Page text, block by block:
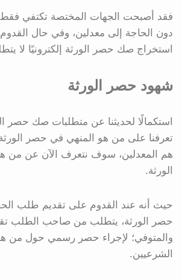
فقد أصبحت الجهات المختصة تكتفي
دون الحاجة إلى معدلين، وفي حال
استخراج صك حصر الورثة إلكترونيًا لا
شهود حصر الورثة
استكمالًا لحديثنا عن متطلبات صك حصر
تعرفنا على من هو المنهي في حصر
هم المعدلين، سوف نتعرف الآن عن من
الورثة.
حيث أنه عند القدوم على تقديم طلب
حصر الورثة، يتطلب من صاحب الطلب
والمتوفي؛ لإجراء حصر رسمي حول من
الشرعيين.